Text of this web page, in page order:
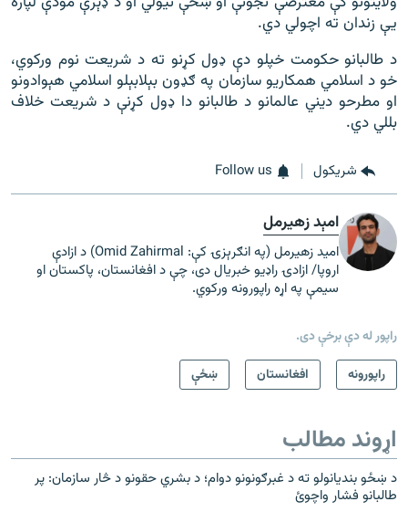
یې زندان ته اچولي دي.
د طالبانو حکومت خپلو دې ډول کړنو ته د شریعت نوم ورکوي،
خو د اسلامي همکاریو سازمان په ګډون بېلابېلو اسلامي هېوادونو
او مطرحو دیني عالمانو د طالبانو دا ډول کړنې د شریعت خلاف
بللي دي.
شريکول Follow us
امېد زهیرمل
امید زهیرمل (په انګرېزۍ کې: Omid Zahirmal) د ازادې
اروپا/ ازادۍ راډیو خبریال دی، چې د افغانستان، پاکستان او
سیمې په اړه راپورونه ورکوي.
راپور له دې برخې دی.
راپورونه
افغانستان ښځې
اړوند مطالب
د ښځو بندیانولو ته د غبرګونونو دوام؛ د بشري حقونو د څار سازمان: پر
طالبانو فشار واچوئ